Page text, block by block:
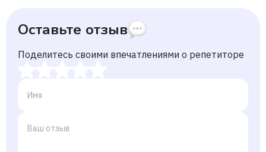
Оставьте отзыв
Поделитесь своими впечатлениями о репетиторе